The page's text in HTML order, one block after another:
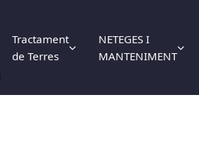
Tractament
de Terres
NETEGES I
MANTENIMENT